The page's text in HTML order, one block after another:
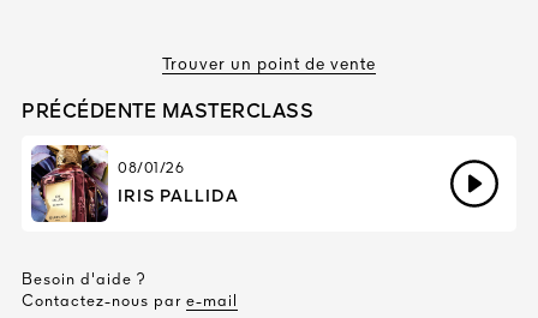
Trouver un point de vente
PRÉCÉDENTE MASTERCLASS
08/01/26
IRIS PALLIDA
Besoin d'aide ?
Contactez-nous par e-mail